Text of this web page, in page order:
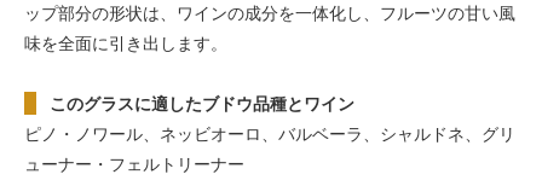
ップ部分の形状は、ワインの成分を一体化し、フルーツの甘い風
味を全面に引き出します。
このグラスに適したブドウ品種とワイン
ピノ・ノワール、ネッビオーロ、バルベーラ、シャルドネ、グリ
ューナー・フェルトリーナー